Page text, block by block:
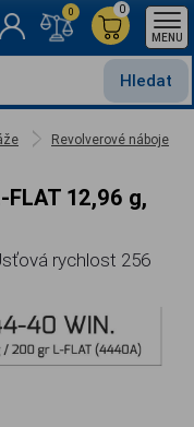
Hledat
0
0
MENU
Revolverové náboje
rychlost 256